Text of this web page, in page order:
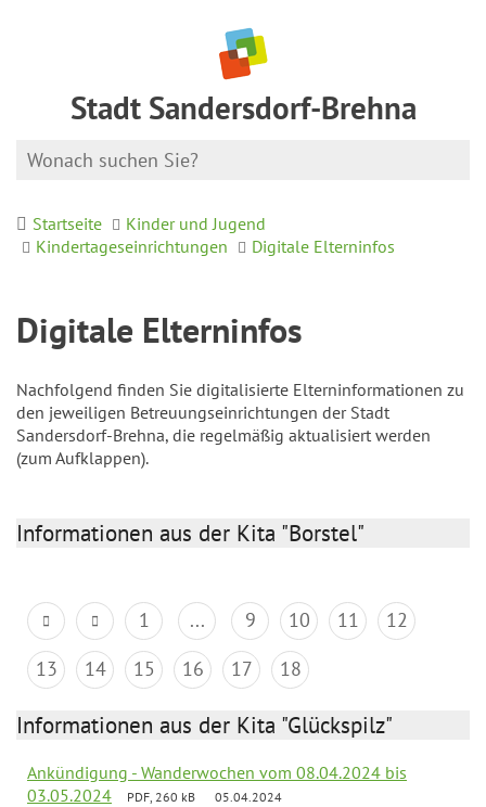
Stadt Sandersdorf-Brehna
Startseite
Kinder und Jugend
Kindertageseinrichtungen
Digitale Elterninfos
Digitale Elterninfos
Nachfolgend finden Sie digitalisierte Elterninformationen zu
den jeweiligen Betreuungseinrichtungen der Stadt
Sandersdorf-Brehna, die regelmäßig aktualisiert werden
(zum Aufklappen).
Informationen aus der Kita "Borstel"
1 ... 9 10 11
12
13
14 15 16 17 18
Informationen aus der Kita "Glückspilz"
Ankündigung - Wanderwochen vom 08.04.2024 bis
03.05.2024
PDF, 260 kB 05.04.2024